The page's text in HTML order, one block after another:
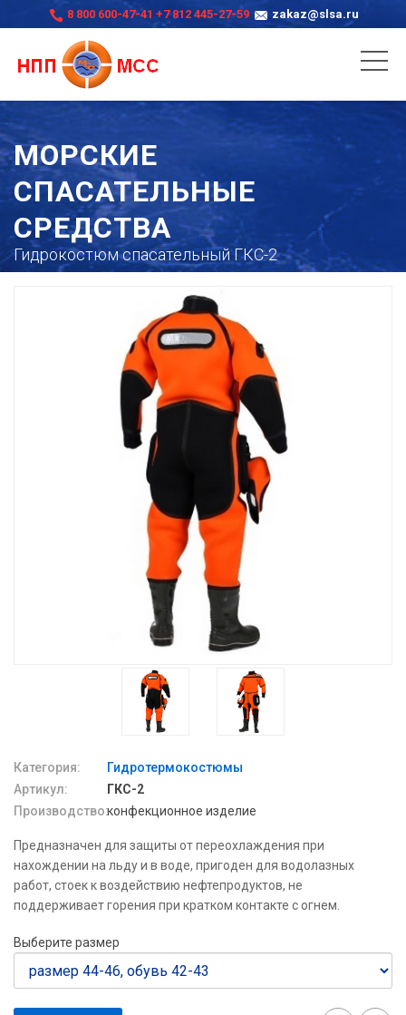
8 800 600-47-41 +7 812 445-27-59 zakaz@slsa.ru
МОРСКИЕ
СПАСАТЕЛЬНЫЕ
СРЕДСТВА
Гидрокостюм спасательный ГКС-2
Категория:
Гидротермокостюмы
Артикул:
ГКС-2
Производство:конфекционное изделие
Предназначен для защиты от переохлаждения при
нахождении на льду и в воде, пригоден для водолазных
работ, стоек к воздействию нефтепродуктов, не
поддерживает горения при кратком контакте с огнем.
Выберите размер